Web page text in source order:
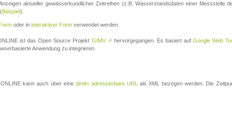
aktueller gewässerkundlicher Zeitreihen (z.B. Wasserstandsdaten einer Messstelle
Beispiel).
oder in interaktiver Form verwendet werden.
ist das Open Source Projekt GIMV ↗ hervorgegangen. Es basiert auf Google Web
Anwendung zu integrieren.
kann auch über einedirekt adressierbare URL
als XML bezogen werden. Die